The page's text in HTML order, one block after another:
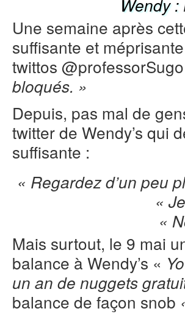
Wendy :
Une semaine après
suffisante et
twittos
bloqués. »
Depuis, pas mal de
twitter de Wendy’s qui
suffisante :
« Regardez d’un peu
«
«
Mais surtout, le 9 mai
balance à Wendy’s «
un an de nuggets
balance de façon snob